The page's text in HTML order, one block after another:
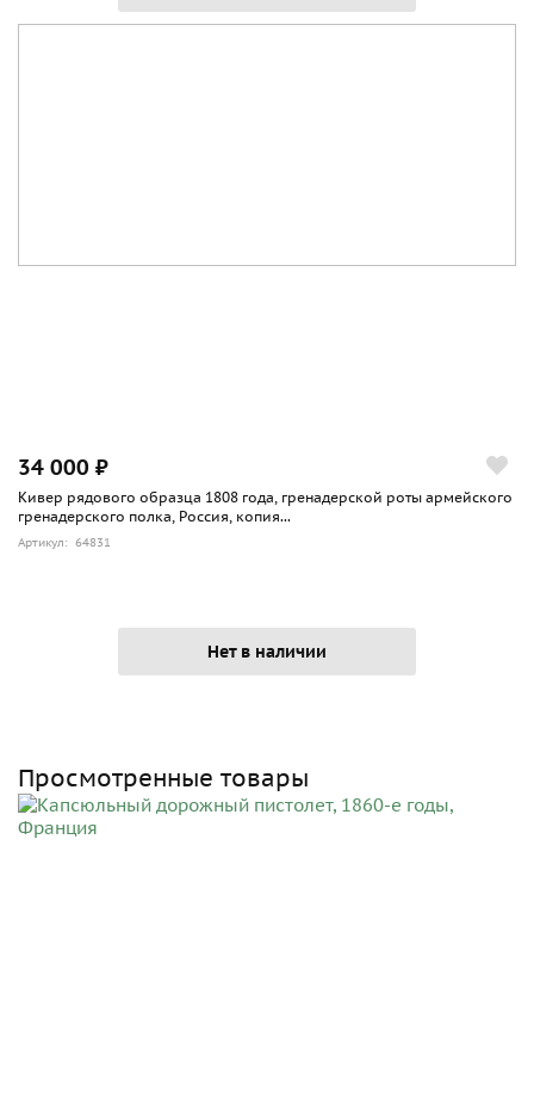
34 000 ₽
Кивер рядового образца 1808 года, гренадерской роты армейского
гренадерского полка, Россия, копия...
Артикул: 64831
Нет в наличии
Просмотренные товары